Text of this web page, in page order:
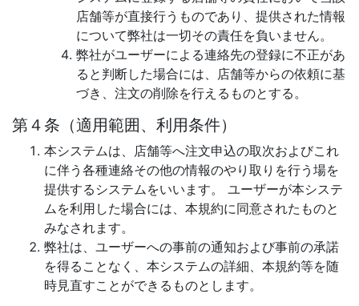
店舗等が直接行うものであり、提供された情報
について弊社は一切その責任を負いません。
弊社がユーザーによる連絡先の登録に不正があ
ると判断した場合には、店舗等からの依頼に基
づき、注文の削除を行えるものとする。
第４条（適用範囲、利用条件）
本システムは、店舗等へ注文申込の取次およびこれ
に伴う各種連絡その他の情報のやり取りを行う場を
提供するシステムをいいます。 ユーザーが本システ
ムを利用した場合には、本規約に同意されたものと
みなされます。
弊社は、ユーザーへの事前の通知および事前の承諾
を得ることなく、本システムの詳細、本規約等を随
時見直すことができるものとします。